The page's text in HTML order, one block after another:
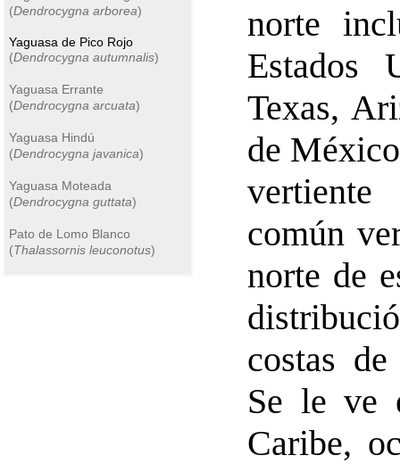
(Dendrocygna arborea)
Yaguasa de Pico Rojo
(Dendrocygna autumnalis)
Yaguasa Errante
(Dendrocygna arcuata)
Yaguasa Hindú
(Dendrocygna javanica)
Yaguasa Moteada
(Dendrocygna guttata)
Pato de Lomo Blanco
(Thalassornis leuconotus)
norte
Estados
Texas,
de
común
norte de
costas
Se le ve
Caribe,